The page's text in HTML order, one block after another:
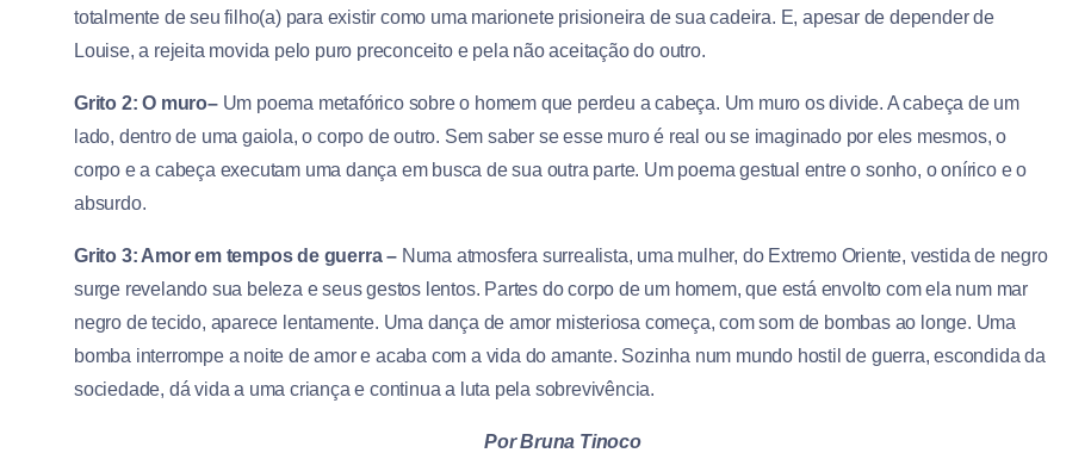
totalmente de seu filho(a) para existir como uma marionete prisioneira de sua cadeira. E, apesar de depender de
Louise, a rejeita movida pelo puro preconceito e pela não aceitação do outro.
Grito 2: O muro– Um poema metafórico sobre o homem que perdeu a cabeça. Um muro os divide. A cabeça de um
lado, dentro de uma gaiola, o corpo de outro. Sem saber se esse muro é real ou se imaginado por eles mesmos, o
corpo e a cabeça executam uma dança em busca de sua outra parte. Um poema gestual entre o sonho, o onírico e o
absurdo.
Grito 3: Amor em tempos de guerra – Numa atmosfera surrealista, uma mulher, do Extremo Oriente, vestida de negro
surge revelando sua beleza e seus gestos lentos. Partes do corpo de um homem, que está envolto com ela num mar
negro de tecido, aparece lentamente. Uma dança de amor misteriosa começa, com som de bombas ao longe. Uma
bomba interrompe a noite de amor e acaba com a vida do amante. Sozinha num mundo hostil de guerra, escondida da
sociedade, dá vida a uma criança e continua a luta pela sobrevivência.
Por Bruna Tinoco